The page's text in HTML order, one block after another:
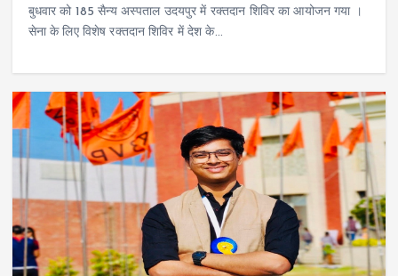
बुधवार को 185 सैन्य अस्पताल उदयपुर में रक्तदान शिविर का आयोजन गया ।
सेना के लिए विशेष रक्तदान शिविर में देश के…